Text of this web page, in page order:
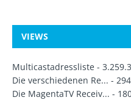
VIEWS
Multicastadressliste -
Die verschiedenen Re... -
Die MagentaTV Receiv... -